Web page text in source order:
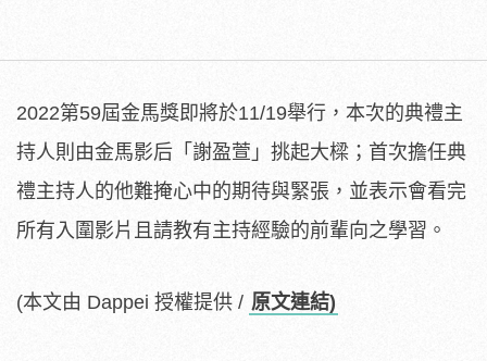
2022第59屆金馬獎即將於11/19舉行，本次的典禮主
持人則由金馬影后「謝盈萱」挑起大樑；首次擔任典
禮主持人的他難掩心中的期待與緊張，並表示會看完
所有入圍影片且請教有主持經驗的前輩向之學習。
(本文由 Dappei 授權提供 / 原文連結)